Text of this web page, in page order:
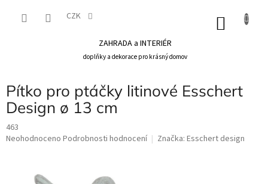
CZK
ZAHRADA a INTERIÉR
doplňky a dekorace pro krásný domov
Pítko pro ptáčky litinové Esschert
Design ø 13 cm
463
Průměrné
Neohodnoceno Podrobnosti hodnocení Značka: Esschert design